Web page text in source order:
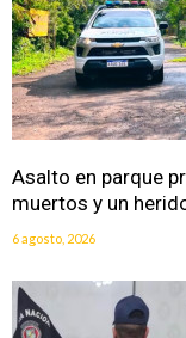
Asalto en parque
muertos y un
6 agosto, 2026